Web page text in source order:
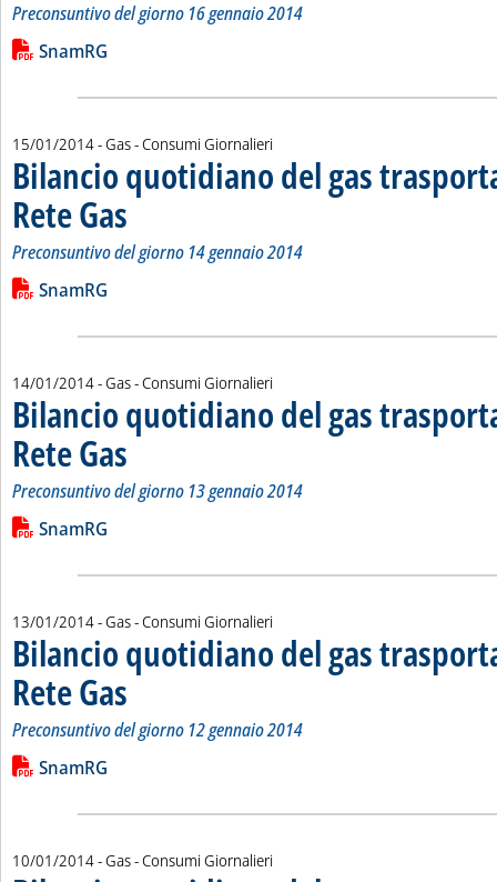
Preconsuntivo del giorno 16 gennaio 2014
Leggi tutta la notizia: 'Bilancio quotidiano del gas
Lista allegati PDF alla notizia
SnamRG
15/01/2014- Gas - Consumi Giornalieri
Bilancio quotidiano del gas
Rete Gas . Sottotitolo: Preconsuntivo del giorno 14 gennaio 2014
. Pubblicata mercoledì 15 gennaio 2014 alle 14.39.
Preconsuntivo del giorno 14 gennaio 2014
Leggi tutta la notizia: 'Bilancio quotidiano del gas
Lista allegati PDF alla notizia
SnamRG
14/01/2014- Gas - Consumi Giornalieri
Bilancio quotidiano del gas
Rete Gas . Sottotitolo: Preconsuntivo del giorno 13 gennaio 2014
. Pubblicata martedì 14 gennaio 2014 alle 15.43.
Preconsuntivo del giorno 13 gennaio 2014
Leggi tutta la notizia: 'Bilancio quotidiano del gas
Lista allegati PDF alla notizia
SnamRG
13/01/2014- Gas - Consumi Giornalieri
Bilancio quotidiano del gas
Rete Gas . Sottotitolo: Preconsuntivo del giorno 12 gennaio 2014
. Pubblicata lunedì 13 gennaio 2014 alle 14.48.
Preconsuntivo del giorno 12 gennaio 2014
Leggi tutta la notizia: 'Bilancio quotidiano del gas
Lista allegati PDF alla notizia
SnamRG
10/01/2014- Gas - Consumi Giornalieri